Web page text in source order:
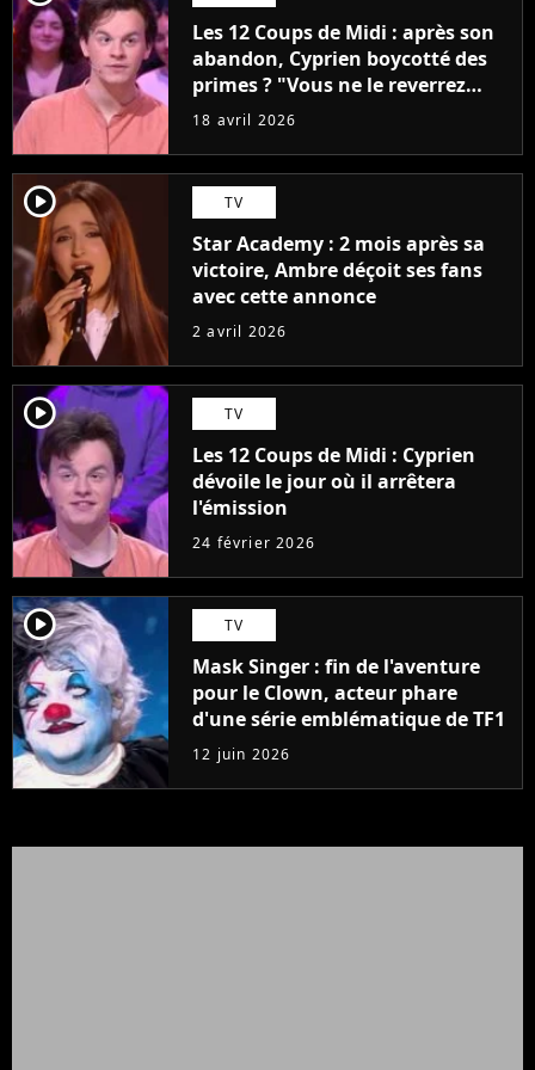
Les 12 Coups de Midi : après son
abandon, Cyprien boycotté des
primes ? "Vous ne le reverrez
plus"
18 avril 2026
player2 TV
Star Academy : 2 mois après sa
victoire, Ambre déçoit ses fans
avec cette annonce
2 avril 2026
player2 TV
Les 12 Coups de Midi : Cyprien
dévoile le jour où il arrêtera
l'émission
24 février 2026
player2 TV
Mask Singer : fin de l'aventure
pour le Clown, acteur phare
d'une série emblématique de TF1
12 juin 2026